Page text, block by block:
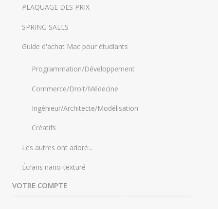
PLAQUAGE DES PRIX
SPRING SALES
Guide d'achat Mac pour étudiants
Programmation/Développement
Commerce/Droit/Médecine
Ingénieur/Architecte/Modélisation
Créatifs
Les autres ont adoré...
Écrans nano-texturé
VOTRE COMPTE